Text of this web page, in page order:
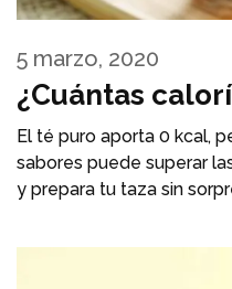
¿Cuántas
5 marzo, 2020
El té puro aporta 0 kcal,
sabores puede superar
y prepara tu taza sin